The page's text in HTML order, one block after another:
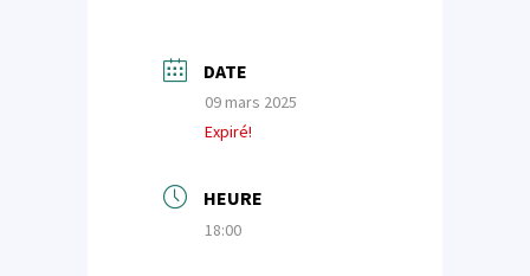
DATE
09 mars 2025
Expiré!
HEURE
18:00